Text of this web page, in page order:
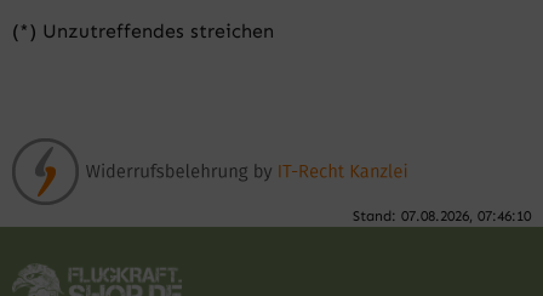
(*) Unzutreffendes streichen
Stand: 07.08.2026, 07:46:10